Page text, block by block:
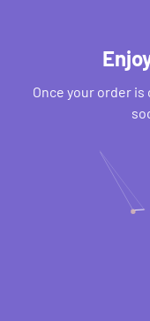
Once your order